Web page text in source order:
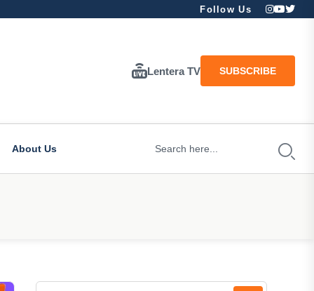
Follow Us
Lentera TV SUBSCRIBE
About Us